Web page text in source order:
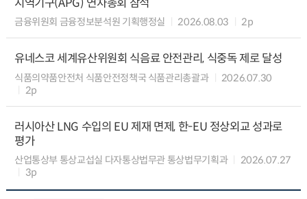
금융위원회 금융정보분석원 기획행정실 2026.08.03 2p
유네스코 세계유산위원회 식음료 안전관리, 식중독 제로 달성
식품의약품안전처 식품안전정책국 식품관리총괄과
2026.07.30
2p
러시아산 LNG 수입의 EU 제재 면제, 한-EU 정상외교 성과로
평가
산업통상부 통상교섭실 다자통상법무관 통상법무기획과
2026.07.27
3p